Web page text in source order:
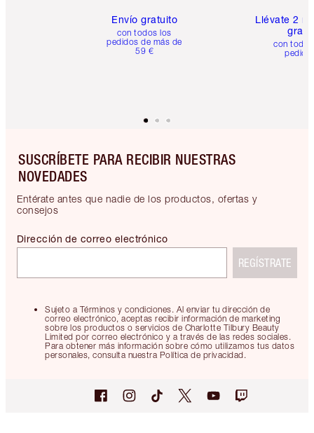
Envío gratuito
con todos los
pedidos de más de
59 €
Llévate 2
gratis
con
SUSCRÍBETE PARA RECIBIR NUESTRAS
NOVEDADES
Entérate antes que nadie de los productos, ofertas y
consejos
Sujeto a Términos y condiciones. Al enviar tu dirección de
correo electrónico, aceptas recibir información de marketing
sobre los productos o servicios de Charlotte Tilbury Beauty
Limited por correo electrónico y a través de las redes sociales.
Para obtener más información sobre cómo utilizamos tus datos
personales, consulta nuestra Política de privacidad.
Dirección de correo electrónico
REGÍSTRATE